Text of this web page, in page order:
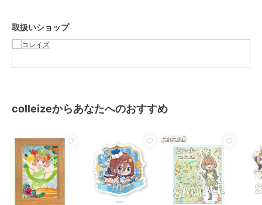
取扱いショップ
colleizeからあなたへのおすすめ